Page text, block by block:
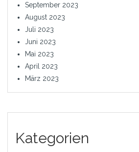
September 2023
August 2023
Juli 2023
Juni 2023
Mai 2023
April 2023
März 2023
Kategorien